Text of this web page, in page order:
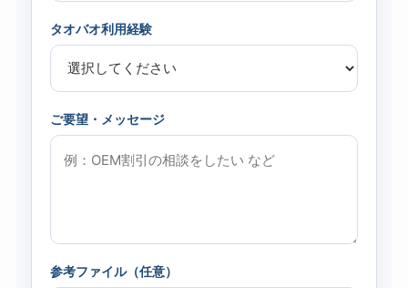
タオバオ利用経験
ご要望・メッセージ
参考ファイル（任意）